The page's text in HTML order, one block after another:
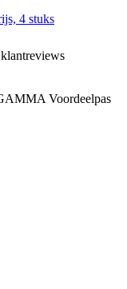
4 stuks
Voordeelpas